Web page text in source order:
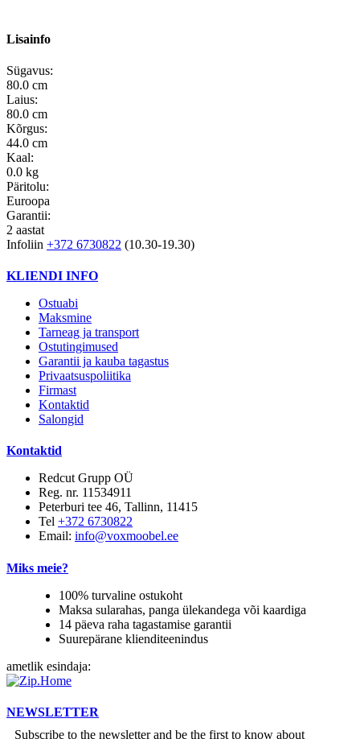
Lisainfo
Sügavus:
80.0 cm
Laius:
80.0 cm
Kõrgus:
44.0 cm
Kaal:
0.0 kg
Päritolu:
Euroopa
Garantii:
2 aastat
Infoliin +372 6730822 (10.30-19.30)
KLIENDI INFO
Ostuabi
Maksmine
Tarneag ja transport
Ostutingimused
Garantii ja kauba tagastus
Privaatsuspoliitika
Firmast
Kontaktid
Salongid
Kontaktid
Redcut Grupp OÜ
Reg. nr. 11534911
Peterburi tee 46, Tallinn, 11415
Tel +372 6730822
Email: info@voxmoobel.ee
Miks meie?
100% turvaline ostukoht
Maksa sularahas, panga ülekandega või kaardiga
14 päeva raha tagastamise garantii
Suurepärane klienditeenindus
ametlik esindaja:
NEWSLETTER
Subscribe to the newsletter and be the first to know about